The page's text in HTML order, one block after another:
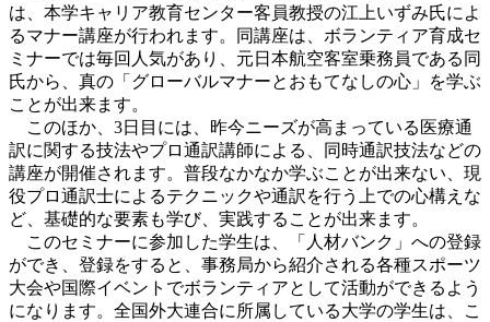
は、本学キャリア教育センター客員教授の江上いずみ氏によ
るマナー講座が行われます。同講座は、ボランティア育成セ
ミナーでは毎回人気があり、元日本航空客室乗務員である同
氏から、真の「グローバルマナーとおもてなしの心」を学ぶ
ことが出来ます。
このほか、3日目には、昨今ニーズが高まっている医療通
訳に関する技法やプロ通訳講師による、同時通訳技法などの
講座が開催されます。普段なかなか学ぶことが出来ない、現
役プロ通訳士によるテクニックや通訳を行う上での心構えな
ど、基礎的な要素も学び、実践することが出来ます。
このセミナーに参加した学生は、「人材バンク」への登録
ができ、登録をすると、事務局から紹介される各種スポーツ
大会や国際イベントでボランティアとして活動ができるよう
になります。全国外大連合に所属している大学の学生は、こ